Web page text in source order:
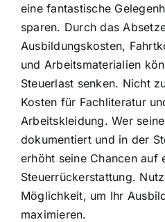
eine fantastische
sparen. Durch das
Ausbildungskosten,
und Arbeitsmaterialien
Steuerlast senken. Nicht
Kosten für Fachliteratur
Arbeitskleidung. Wer
dokumentiert und in der
erhöht seine Chancen auf
Steuerrückerstattung.
Möglichkeit, um Ihr
maximieren.